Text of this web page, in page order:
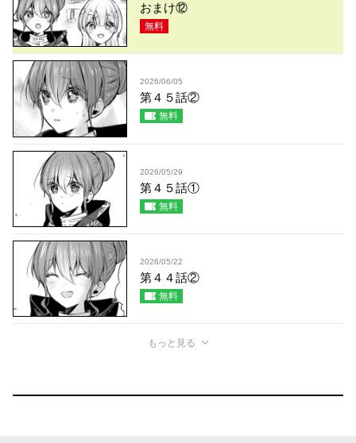
おまけ⑫
無料
2026/06/05
第４５話②
無料
2026/05/29
第４５話①
無料
2026/05/22
第４４話②
無料
もっと見る